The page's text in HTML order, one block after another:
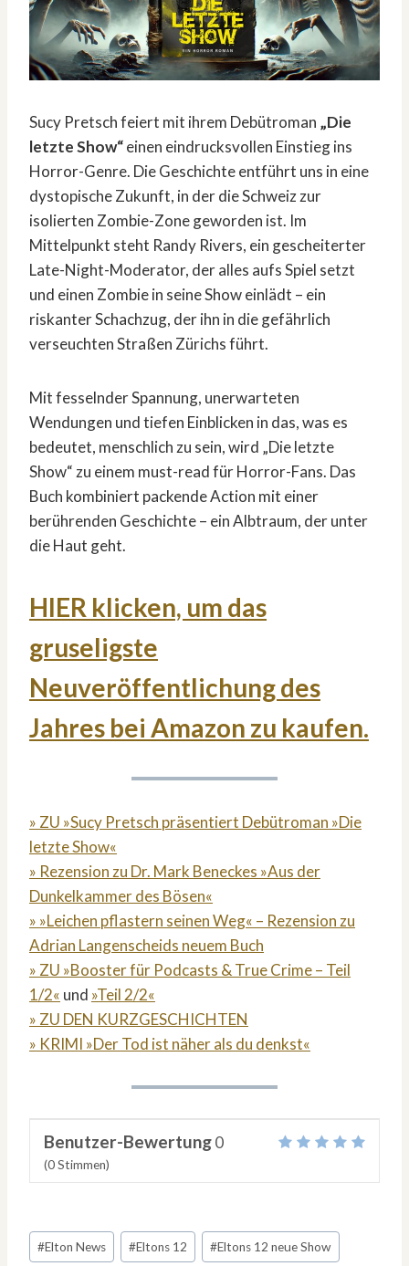
Sucy Pretsch feiert mit ihrem Debütroman „Die
letzte Show“einen eindrucksvollen Einstieg ins
Horror-Genre. Die Geschichte entführt uns in eine
dystopische Zukunft, in der die Schweiz zur
isolierten Zombie-Zone geworden ist. Im
Mittelpunkt steht Randy Rivers, ein gescheiterter
Late-Night-Moderator, der alles aufs Spiel setzt
und einen Zombie in seine Show einlädt – ein
riskanter Schachzug, der ihn in die gefährlich
verseuchten Straßen Zürichs führt.
Mit fesselnder Spannung, unerwarteten
Wendungen und tiefen Einblicken in das, was es
bedeutet, menschlich zu sein, wird „Die letzte
Show“ zu einem must-read für Horror-Fans. Das
Buch kombiniert packende Action mit einer
berührenden Geschichte – ein Albtraum, der unter
die Haut geht.
HIER klicken, um das
gruseligste
Neuveröffentlichung des
Jahres bei Amazon zu kaufen.
» ZU »Sucy Pretsch präsentiert Debütroman »Die
letzte Show«
» Rezension zu Dr. Mark Beneckes »Aus der
Dunkelkammer des Bösen«
» »Leichen pflastern seinen Weg« – Rezension zu
Adrian Langenscheids neuem Buch
» ZU »Booster für Podcasts & True Crime – Teil
1/2« und »Teil 2/2«
» ZU DEN KURZGESCHICHTEN
» KRIMI »Der Tod ist näher als du denkst«
Benutzer-Bewertung0
(0Stimmen)
Schlagworte:
#Elton News #Eltons 12 #Eltons 12 neue Show